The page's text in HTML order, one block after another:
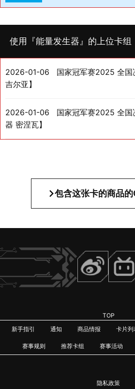
使用『能量发生器』的上位卡组
2026-01-06
国家冠军赛2025 全国
吉尔亚】
2026-01-06
国家冠军赛2025 全国
器 密涅瓦】
包含这张卡的商品
TOP
新手指引
通知 商品情报 卡片列
赛事规则 推荐卡组 赛事活动
隐私政策